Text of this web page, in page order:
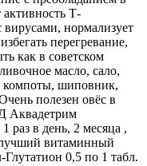
Т-
нормализует
перегревание,
как в советском
масло, сало,
компоты, шиповник,
полезен овёс в
Аквадетрим
раз в день, 2 месяца ,
витаминный
0,5 по 1 табл.